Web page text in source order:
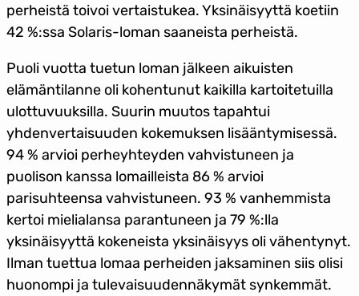
perheistä toivoi vertaistukea. Yksinäisyyttä koetiin
42 %:ssa Solaris-loman saaneista perheistä.
Puoli vuotta tuetun loman jälkeen aikuisten
elämäntilanne oli kohentunut kaikilla kartoitetuilla
ulottuvuuksilla. Suurin muutos tapahtui
yhdenvertaisuuden kokemuksen lisääntymisessä.
94 % arvioi perheyhteyden vahvistuneen ja
puolison kanssa lomailleista 86 % arvioi
parisuhteensa vahvistuneen. 93 % vanhemmista
kertoi mielialansa parantuneen ja 79 %:lla
yksinäisyyttä kokeneista yksinäisyys oli vähentynyt.
Ilman tuettua lomaa perheiden jaksaminen siis olisi
huonompi ja tulevaisuudennäkymät synkemmät.